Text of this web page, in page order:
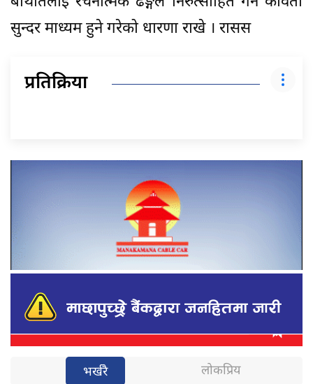
सुन्दर माध्यम हुने गरेको धारणा राखे । रासस
प्रतिक्रिया
भर्खरै लोकप्रिय